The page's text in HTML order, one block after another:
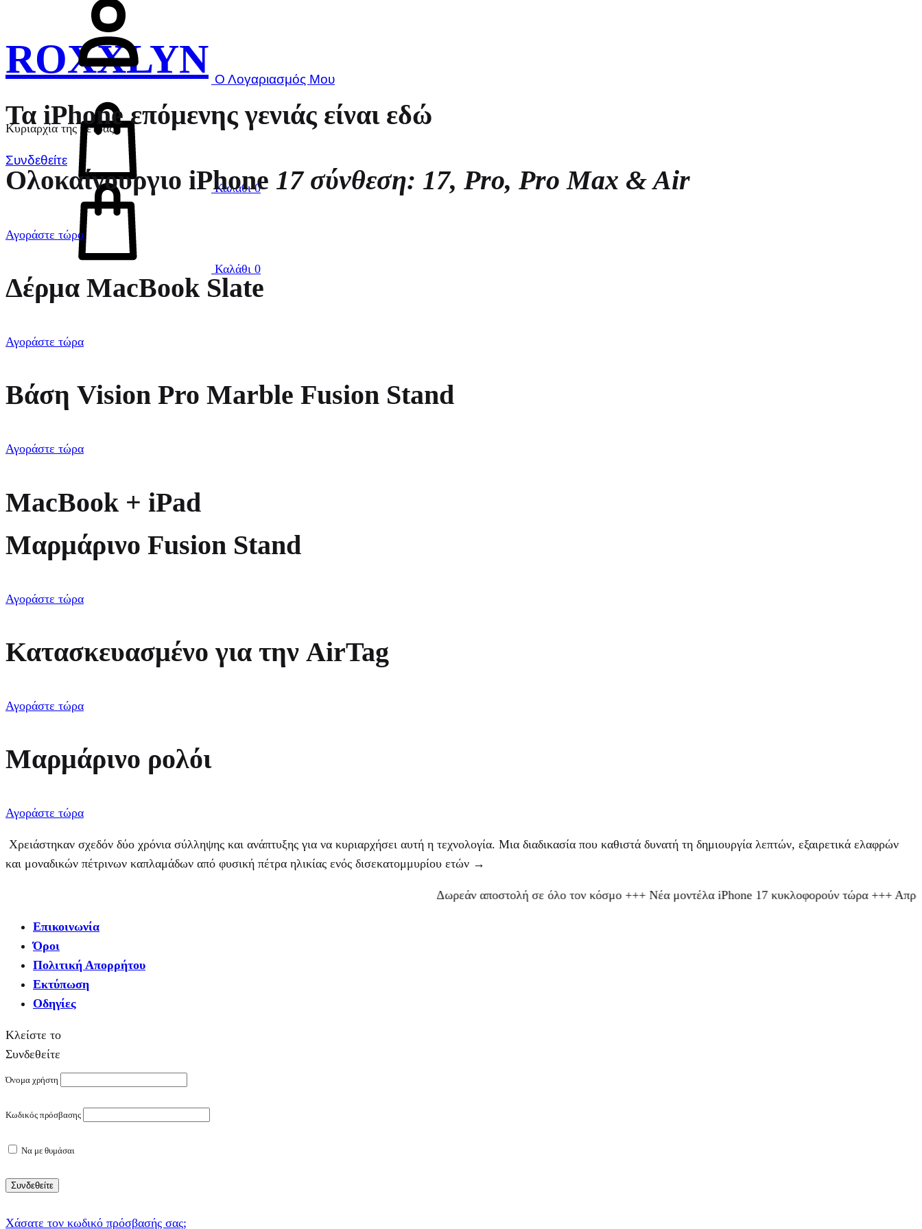
ROXXLYN
Κυριαρχία της πέτρας
Συνδεθείτε
Καλάθι 0
Ο Λογαριασμός Μου
Καλάθι 0
Τα iPhone επόμενης γενιάς είναι εδώ
Ολοκαίνουργιο iPhone 17 σύνθεση: 17, Pro, Pro Max & Air
Αγοράστε τώρα
Δέρμα MacBook Slate
Αγοράστε τώρα
Βάση Vision Pro Marble Fusion Stand
Αγοράστε τώρα
MacBook + iPad
Μαρμάρινο Fusion Stand
Αγοράστε τώρα
Κατασκευασμένο για την AirTag
Αγοράστε τώρα
Μαρμάρινο ρολόι
Αγοράστε τώρα
Χρειάστηκαν σχεδόν δύο χρόνια σύλληψης και ανάπτυξης για να κυριαρχήσει αυτή η τεχνολογία. Μια διαδικασία που καθιστά δυνατή τη δημιουργία λεπτών, εξαιρετικά ελαφρών
και μοναδικών πέτρινων καπλαμάδων από φυσική πέτρα ηλικίας ενός δισεκατομμυρίου ετών →
Δωρεάν αποστολή σε όλο τον κόσμο +++ Νέα μοντέλα iPhone 17 κυκλοφορούν τώρα +++ Απρόσκοπτη
Επικοινωνία
Όροι
Πολιτική Απορρήτου
Εκτύπωση
Οδηγίες
Κλείστε το
Συνδεθείτε
Όνομα χρήστη
Κωδικός πρόσβασης
Να με θυμάσαι
Συνδεθείτε
Χάσατε τον κωδικό πρόσβασής σας;